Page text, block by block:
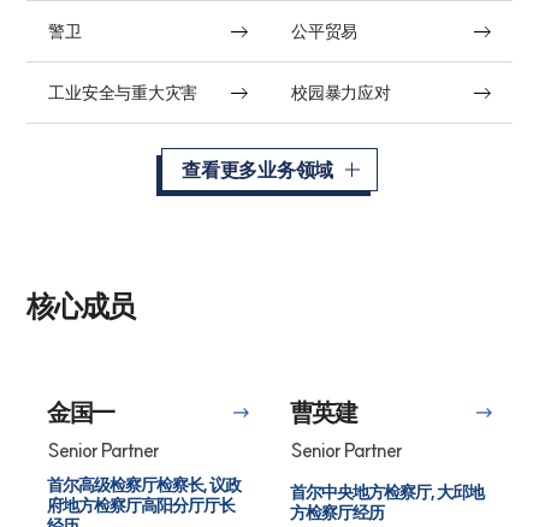
警卫 公平贸易
工业安全与重大灾害 校园暴力应对
查看更多业务领域
核心成员
金国一
Senior Partner
首尔高级检察厅检察长, 议政
府地方检察厅高阳分厅厅长
曹英建
Senior Partner
首尔中央地方检察厅, 大邱地
方检察厅经历